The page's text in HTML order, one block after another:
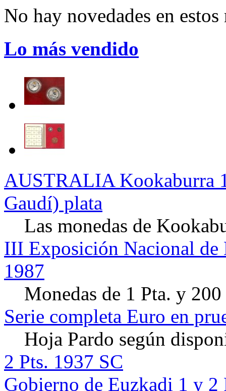
No hay novedades en
Lo más vendido
AUSTRALIA Kookaburra
Gaudí) plata
Las monedas de
III Exposición Nacional
1987
Monedas de 1 Pta. y
Serie completa Euro en
Hoja Pardo según
2 Pts. 1937 SC
Gobierno de Euzkadi 1 y 2